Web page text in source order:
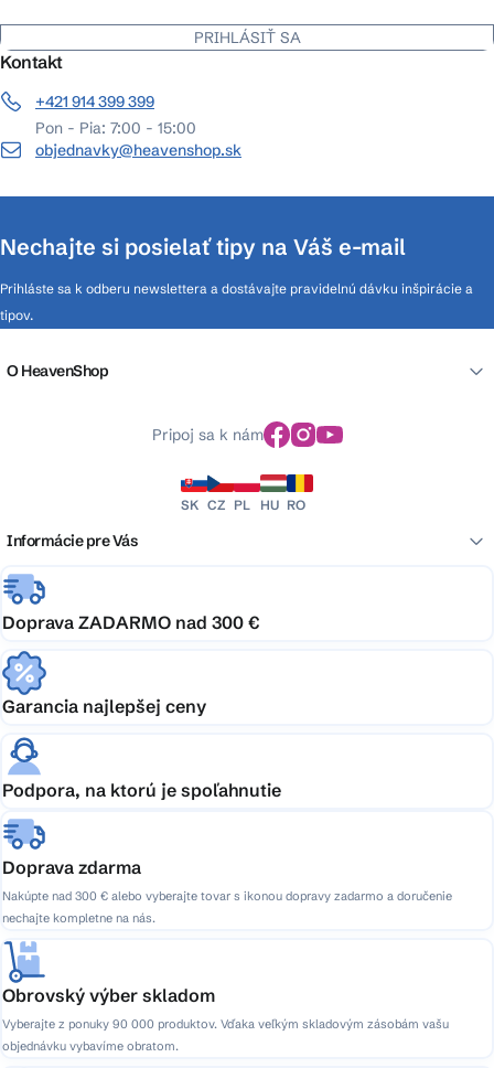
PRIHLÁSIŤ SA
Kontakt
+421 914 399 399
Pon - Pia: 7:00 - 15:00
objednavky@heavenshop.sk
Nechajte si posielať tipy na Váš e-mail
Prihláste sa k odberu newslettera a dostávajte pravidelnú dávku inšpirácie a
tipov.
O HeavenShop
Pripoj sa k nám
SK CZ PL HU RO
Informácie pre Vás
Doprava ZADARMO nad 300 €
Garancia najlepšej ceny
Podpora, na ktorú je spoľahnutie
Doprava zdarma
Nakúpte nad 300 € alebo vyberajte tovar s ikonou dopravy zadarmo a doručenie
nechajte kompletne na nás.
Obrovský výber skladom
Vyberajte z ponuky 90 000 produktov. Vďaka veľkým skladovým zásobám vašu
objednávku vybavíme obratom.